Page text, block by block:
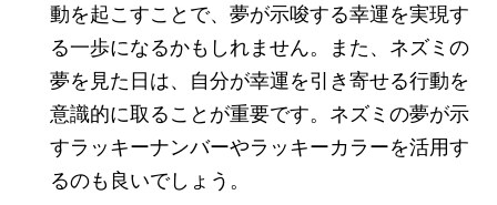
動を起こすことで、夢が示唆する幸運を実現す
る一歩になるかもしれません。また、ネズミの
夢を見た日は、自分が幸運を引き寄せる行動を
意識的に取ることが重要です。ネズミの夢が示
すラッキーナンバーやラッキーカラーを活用す
るのも良いでしょう。